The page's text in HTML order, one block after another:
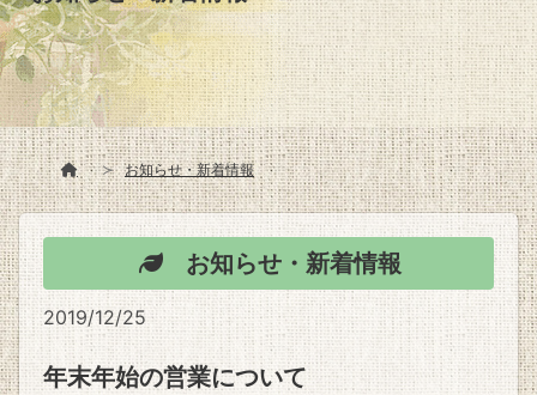
お知らせ・新着情報
お知らせ・新着情報
2019/12/25
年末年始の営業について